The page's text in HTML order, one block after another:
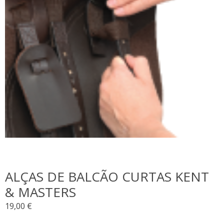
ALÇAS DE BALCÃO CURTAS KENT
& MASTERS
19,00 €